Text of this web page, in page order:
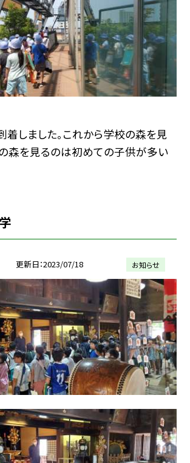
しました。これから学校の森を見
森を見るのは初めての子供が多い
更新日 2023/07/18 お知らせ